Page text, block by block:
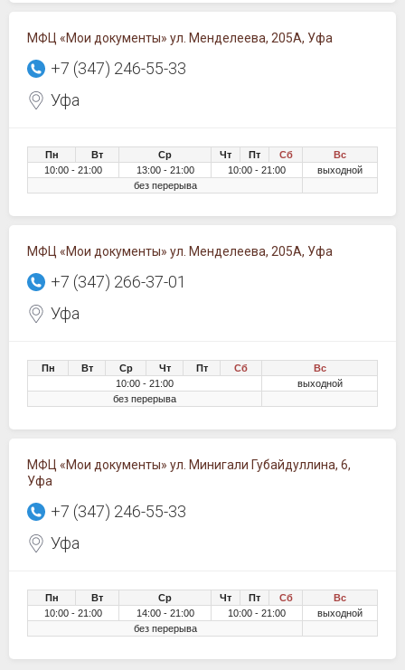
МФЦ «Мои документы» ул. Менделеева, 205А, Уфа
+7 (347) 246-55-33
Уфа
Пн Вт Ср Чт Пт Сб
Вс
10:00 - 21:00
13:00 - 21:00 10:00 - 21:00
выходной
без перерыва
МФЦ «Мои документы» ул. Менделеева, 205А, Уфа
+7 (347) 266-37-01
Уфа
Пн Вт Ср Чт Пт Сб
Вс
10:00 - 21:00
выходной
без перерыва
МФЦ «Мои документы» ул. Минигали Губайдуллина, 6,
Уфа
+7 (347) 246-55-33
Уфа
Пн Вт Ср Чт Пт Сб
Вс
10:00 - 21:00
14:00 - 21:00 10:00 - 21:00
выходной
без перерыва